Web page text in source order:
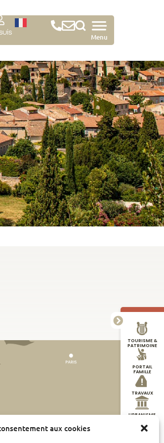
aux cookies
Menu
TOURISME &
PATRIMOINE
PORTAIL
FAMILLE
TRAVAUX
URBANISME